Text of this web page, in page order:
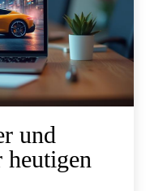
und
heutigen